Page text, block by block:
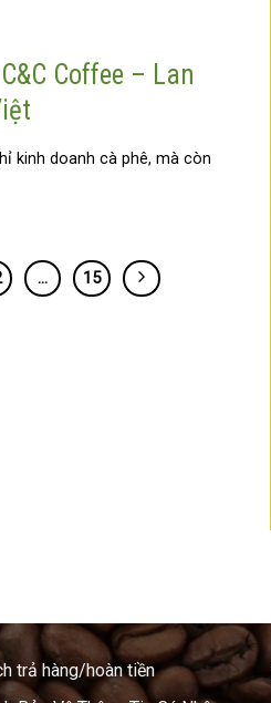
Coffee – Lan
kinh doanh cà phê, mà còn
… 15
trả hàng/hoàn tiền